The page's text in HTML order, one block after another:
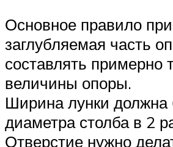
Основное правило
заглубляемая часть
составлять примерно
величины опоры.
Ширина лунки должна
диаметра столба в 2
Отверстие нужно